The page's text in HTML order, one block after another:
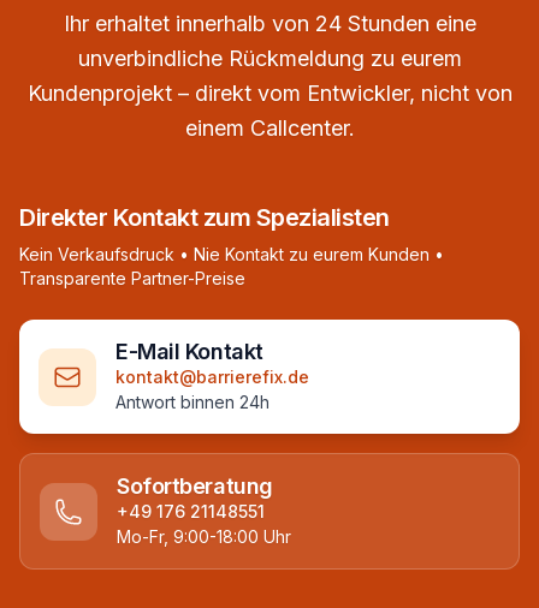
Ihr erhaltet innerhalb von 24 Stunden eine
unverbindliche Rückmeldung zu eurem
Kundenprojekt – direkt vom Entwickler, nicht von
einem Callcenter.
Direkter Kontakt zum Spezialisten
Kein Verkaufsdruck • Nie Kontakt zu eurem Kunden •
Transparente Partner-Preise
E-Mail Kontakt
kontakt@barrierefix.de
Antwort binnen 24h
Sofortberatung
+49 176 21148551
Mo-Fr, 9:00-18:00 Uhr